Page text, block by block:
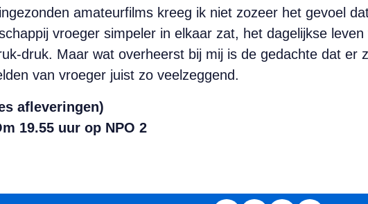
amateurfilms kreeg ik niet zozeer het gevoel
vroeger simpeler in elkaar zat, het dagelijkse
druk. Maar wat overheerst bij mij is de gedachte dat er
van vroeger juist zo veelzeggend.
afleveringen)
19.55 uur op NPO 2